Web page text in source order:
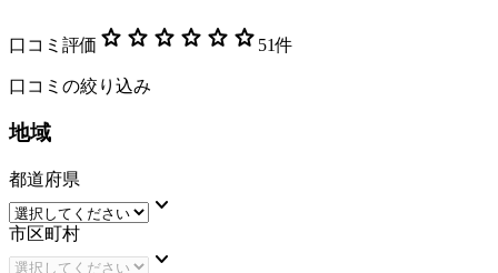
口コミ評価 star star star star star star 51件
口コミの絞り込み
地域
都道府県
keyboard_arrow_down
市区町村
keyboard_arrow_down